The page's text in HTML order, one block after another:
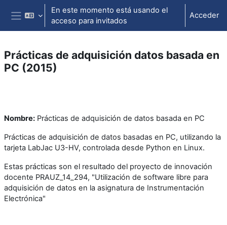
Salta al contenido principal
Panel lateral
En este momento está usando el
acceso para invitados
Acceder
Prácticas de adquisición datos basada en
PC (2015)
Nombre: Prácticas de adquisición de datos basada en PC
Prácticas de adquisición de datos basadas en PC, utilizando la
tarjeta LabJac U3-HV, controlada desde Python en Linux.
Estas prácticas son el resultado del proyecto de innovación
docente PRAUZ_14_294, "Utilización de software libre para
adquisición de datos en la asignatura de Instrumentación
Electrónica"